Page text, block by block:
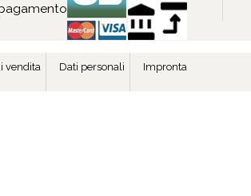
vendita Dati personali Impronta